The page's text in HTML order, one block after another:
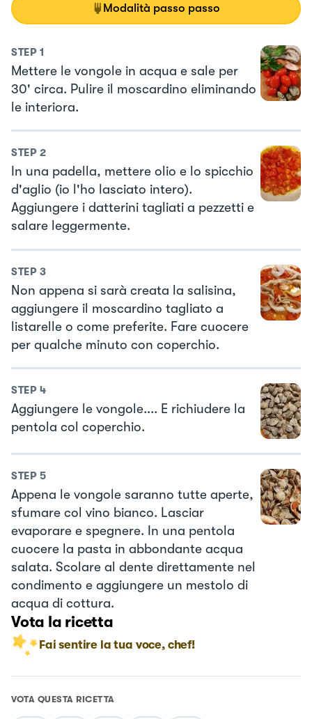
Modalità passo passo
STEP 1
Mettere le vongole in acqua e sale per
30' circa. Pulire il moscardino eliminando
le interiora.
STEP 2
In una padella, mettere olio e lo spicchio
d'aglio (io l'ho lasciato intero).
Aggiungere i datterini tagliati a pezzetti e
salare leggermente.
STEP 3
Non appena si sarà creata la salisina,
aggiungere il moscardino tagliato a
listarelle o come preferite. Fare cuocere
per qualche minuto con coperchio.
STEP 4
Aggiungere le vongole.... E richiudere la
pentola col coperchio.
STEP 5
Appena le vongole saranno tutte aperte,
sfumare col vino bianco. Lasciar
evaporare e spegnere. In una pentola
cuocere la pasta in abbondante acqua
salata. Scolare al dente direttamente nel
condimento e aggiungere un mestolo di
acqua di cottura.
Vota la ricetta
Fai sentire la tua voce, chef!
VOTA QUESTA RICETTA